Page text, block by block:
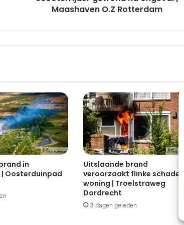
r
n
d
n
a
o
n
g
e
v
a
Maashaven O.Z Rotterdam
in
Oosterduinpad
Uitslaande brand
veroorzaakt flinke schade in
woning | Troelstraweg
Dordrecht
3 dagen geleden